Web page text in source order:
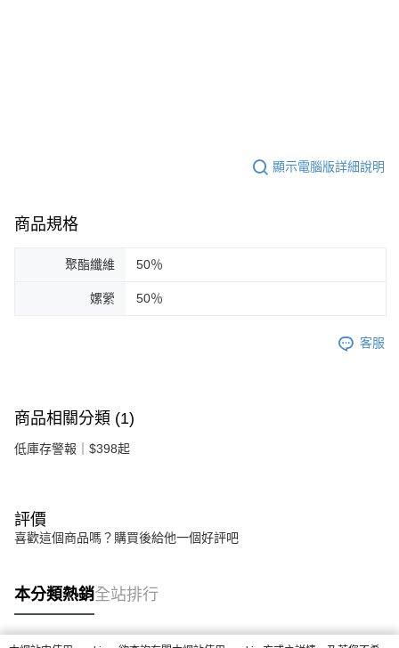
顯示電腦版詳細說明
商品規格
聚酯纖維 50％
嫘縈 50％
客服
商品相關分類 (1)
低庫存警報｜$398起
評價
喜歡這個商品嗎？購買後給他一個好評吧
本分類熱銷全站排行